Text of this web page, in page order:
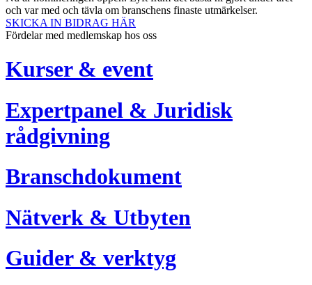
och var med och tävla om branschens finaste utmärkelser.
SKICKA IN BIDRAG HÄR
Fördelar med medlemskap hos oss
Kurser & event
Expertpanel & Juridisk
rådgivning
Branschdokument
Nätverk & Utbyten
Guider & verktyg